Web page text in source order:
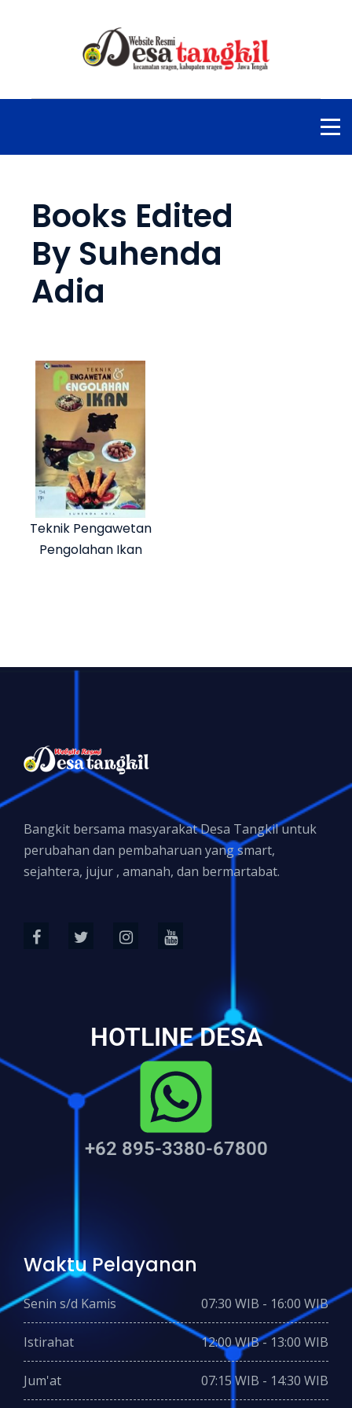
Books Edited
By Suhenda
Adia
Teknik Pengawetan
Pengolahan Ikan
Bangkit bersama masyarakat Desa Tangkil untuk
perubahan dan pembaharuan yang smart,
sejahtera, jujur , amanah, dan bermartabat.
HOTLINE DESA
+62 895-3380-67800
Waktu Pelayanan
Senin s/d Kamis 07:30 WIB - 16:00 WIB
Istirahat 12:00 WIB - 13:00 WIB
Jum'at 07:15 WIB - 14:30 WIB